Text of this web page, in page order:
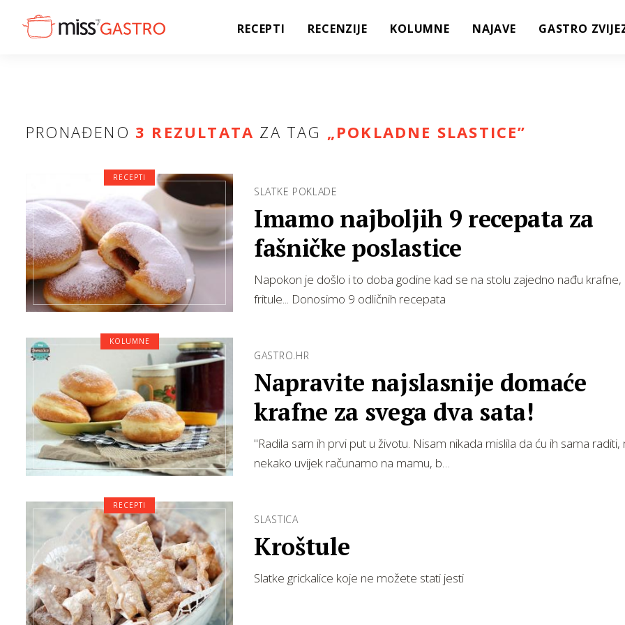
RECEPTI RECENZIJE KOLUMNE NAJAVE GASTRO
PRONAĐENO 3 REZULTATA ZA TAG „POKLADNE SLASTICE”
SLATKE POKLADE
Imamo najboljih 9 recepata za
fašničke poslastice
Napokon je došlo i to doba godine kad se na stolu zajedno nađu krafne,
fritule... Donosimo 9 odličnih recepata
RECEPTI
GASTRO.HR
Napravite najslasnije domaće
krafne za svega dva sata!
"Radila sam ih prvi put u životu. Nisam nikada mislila da ću ih sama raditi,
nekako uvijek računamo na mamu, b…
KOLUMNE
SLASTICA
Kroštule
Slatke grickalice koje ne možete stati jesti
RECEPTI